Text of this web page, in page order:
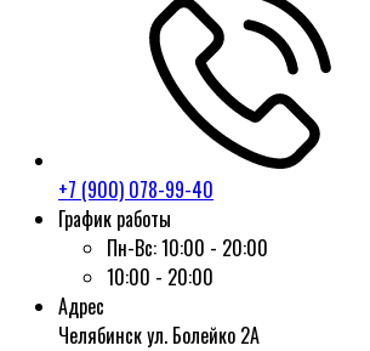
+7 (900) 078-99-40
График работы
Пн-Вс:10:00 - 20:00
10:00 - 20:00
Адрес
Челябинск ул. Болейко 2А